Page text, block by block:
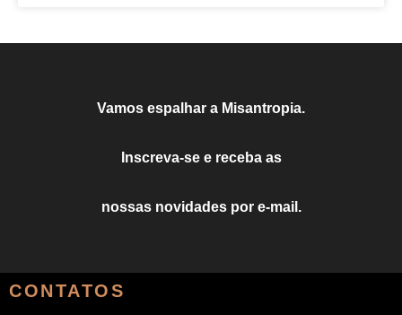
Vamos espalhar a Misantropia.
Inscreva-se e receba as
nossas novidades por e-mail.
CONTATOS